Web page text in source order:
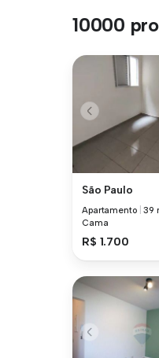
10000
São Paulo
Apartamento |39
Cama
R$ 1.700